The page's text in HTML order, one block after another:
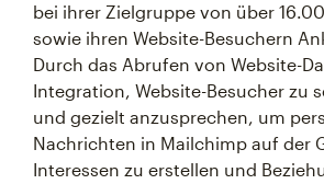
bei ihrer Zielgruppe von über
sowie ihren Website-Besuchern
Durch das Abrufen von Website-
Integration, Website-Besucher zu
und gezielt anzusprechen, um
Nachrichten in Mailchimp auf der
Interessen zu erstellen und